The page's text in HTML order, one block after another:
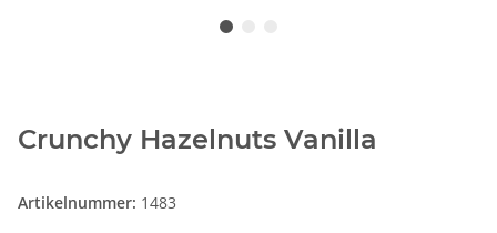
Crunchy Hazelnuts Vanilla
Artikelnummer: 1483